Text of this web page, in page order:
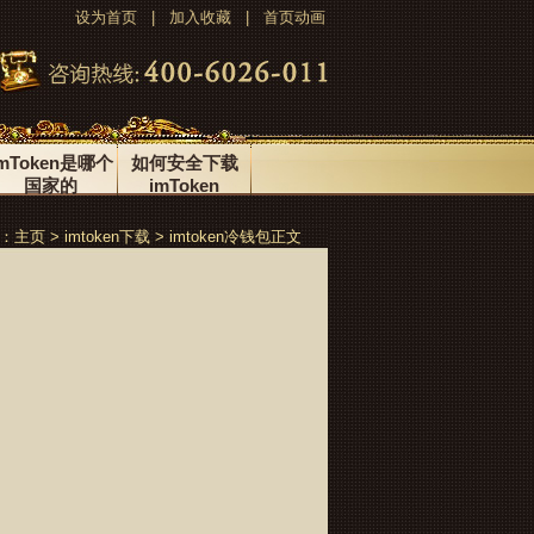
设为首页|加入收藏|首页动画
是哪个
国家的
RECRUITMENT
如何安全下载
imToken
CONTACT US
主页> imtoken下载>imtoken冷钱包正文